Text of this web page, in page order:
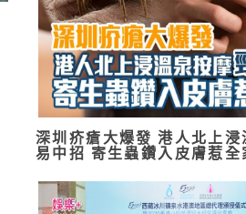
深圳疥瘡大爆發 港人北上浸
易中招 寄生蟲鑽入皮膚惹全